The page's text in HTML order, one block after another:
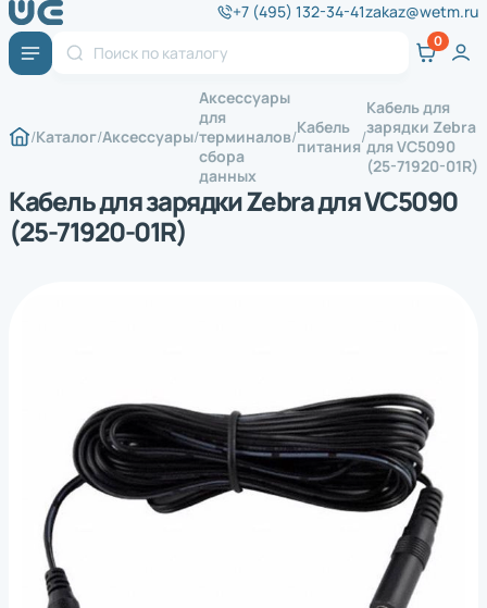
+7 (495) 132-34-41zakaz@wetm.ru
Каталог Аксессуары
Аксессуары
для
терминалов
сбора
данных
Кабель
питания
Кабель для
зарядки Zebra
для VC5090
(25-71920-01R)
Кабель для зарядки Zebra для VC5090
(25-71920-01R)